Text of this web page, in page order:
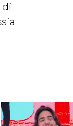
di